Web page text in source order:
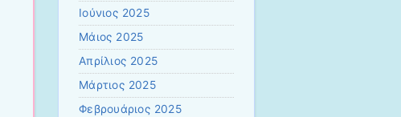
Ιούνιος 2025
Μάιος 2025
Απρίλιος 2025
Μάρτιος 2025
Φεβρουάριος 2025